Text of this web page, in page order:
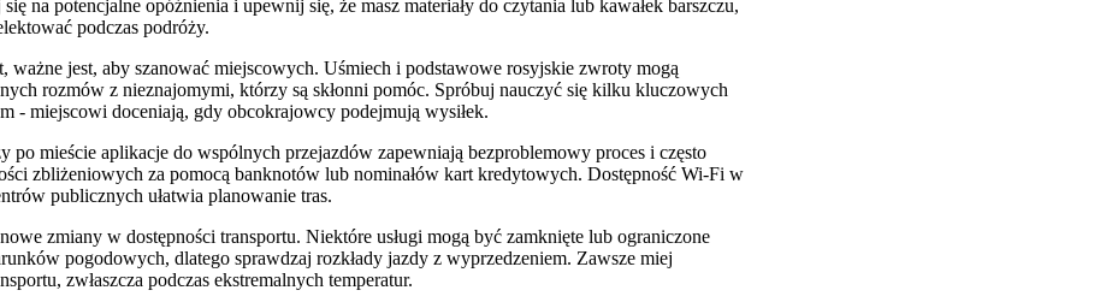
na potencjalne opóźnienia i upewnij się, że masz materiały do czytania lub kawałek barszczu,
podczas podróży.
ważne jest, aby szanować miejscowych. Uśmiech i podstawowe rosyjskie zwroty mogą
rozmów z nieznajomymi, którzy są skłonni pomóc. Spróbuj nauczyć się kilku kluczowych
- miejscowi doceniają, gdy obcokrajowcy podejmują wysiłek.
po mieście aplikacje do wspólnych przejazdów zapewniają bezproblemowy proces i często
zbliżeniowych za pomocą banknotów lub nominałów kart kredytowych. Dostępność Wi-Fi w
publicznych ułatwia planowanie tras.
zmiany w dostępności transportu. Niektóre usługi mogą być zamknięte lub ograniczone
pogodowych, dlatego sprawdzaj rozkłady jazdy z wyprzedzeniem. Zawsze miej
zwłaszcza podczas ekstremalnych temperatur.